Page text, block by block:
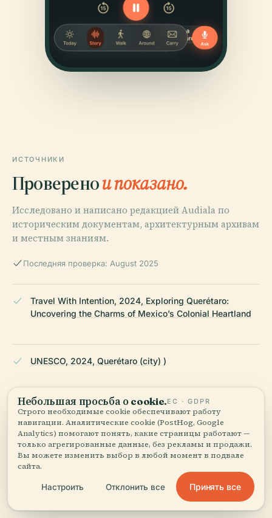
ИСТОЧНИКИ
Проверенои показано.
Исследовано и написано редакцией Audiala по
историческим документам, архитектурным архивам
и местным знаниям.
Последняя проверка: August 2025
Travel With Intention, 2024, Exploring Querétaro:
Uncovering the Charms of Mexico’s Colonial Heartland
UNESCO, 2024, Querétaro (city) )
Hay Festival, 2024, Tourist Attractions in Querétaro
TripSavvy, 2024, Things to Do in Querétaro, Mexico
Nicki Posts Travel Stuff, 2024, Querétaro Travel Guide
Небольшая просьба о cookie.ЕС · GDPR
Строго необходимые cookie обеспечивают работу
навигации. Аналитические cookie (PostHog, Google
Analytics) помогают понять, какие страницы работают —
только агрегированные данные, без рекламы и продажи.
Вы можете изменить выбор в любой момент в подвале
сайта.
Настроить Отклонить все Принять все